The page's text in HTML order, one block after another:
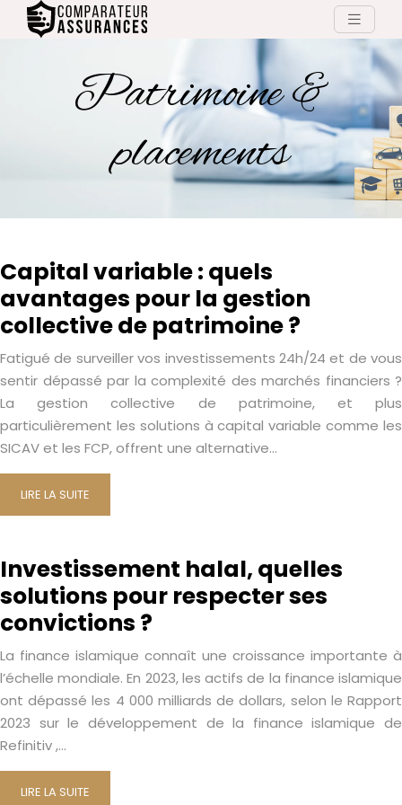
Patrimoine &
placements
Capital variable : quels
avantages pour la gestion
collective de patrimoine ?
Fatigué de surveiller vos investissements 24h/24 et de vous
sentir dépassé par la complexité des marchés financiers ?
La gestion collective de patrimoine, et plus
particulièrement les solutions à capital variable comme les
SICAV et les FCP, offrent une alternative…
LIRE LA SUITE
Investissement halal, quelles
solutions pour respecter ses
convictions ?
La finance islamique connaît une croissance importante à
l’échelle mondiale. En 2023, les actifs de la finance islamique
ont dépassé les 4 000 milliards de dollars, selon le Rapport
2023 sur le développement de la finance islamique de
Refinitiv ,…
LIRE LA SUITE